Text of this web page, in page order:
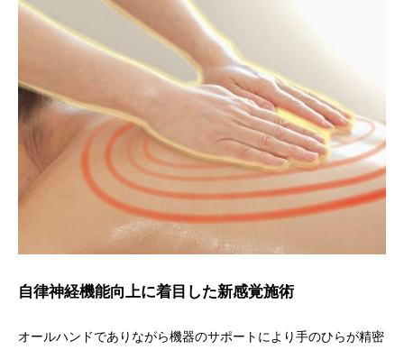
自律神経機能向上に着目した新感覚施術
オールハンドでありながら機器のサポートにより手のひらが精密